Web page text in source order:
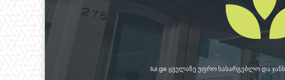
lui.ge ყველაზე უფრო სასარგებლო და